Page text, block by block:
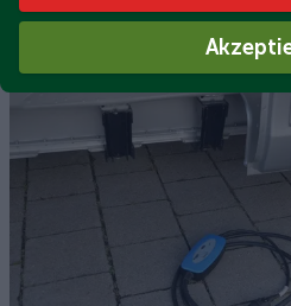
Jak funguje zápis vozidla ARI